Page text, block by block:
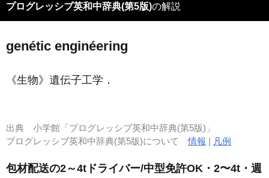
プログレッシブ英和中辞典(第5版)の解説
genétic enginéering
《生物》 遺伝子工学 ．
出典 小学館「プログレッシブ英和中辞典(第5版)」
プログレッシブ英和中辞典(第5版)について情報 | 凡例
包材配送の2～4tドライバー/中型免許OK・2〜4t・週